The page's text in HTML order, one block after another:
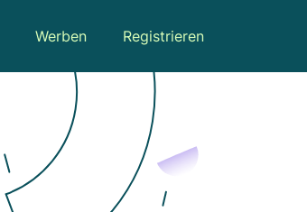
Werben Registrieren